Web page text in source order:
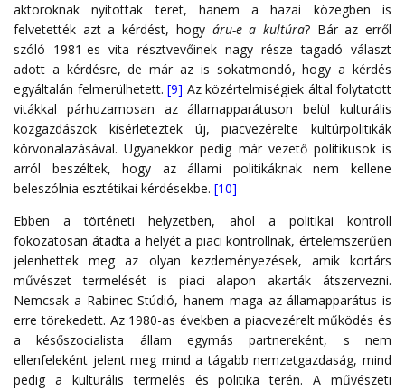
aktoroknak nyitottak teret, hanem a hazai közegben is
felvetették azt a kérdést, hogy áru-e a kultúra? Bár az erről
szóló 1981-es vita résztvevőinek nagy része tagadó választ
adott a kérdésre, de már az is sokatmondó, hogy a kérdés
egyáltalán felmerülhetett. [9] Az közértelmiségiek által folytatott
vitákkal párhuzamosan az államapparátuson belül kulturális
közgazdászok kísérleteztek új, piacvezérelte kultúrpolitikák
körvonalazásával. Ugyanekkor pedig már vezető politikusok is
arról beszéltek, hogy az állami politikáknak nem kellene
beleszólnia esztétikai kérdésekbe. [10]
Ebben a történeti helyzetben, ahol a politikai kontroll
fokozatosan átadta a helyét a piaci kontrollnak, értelemszerűen
jelenhettek meg az olyan kezdeményezések, amik kortárs
művészet termelését is piaci alapon akarták átszervezni.
Nemcsak a Rabinec Stúdió, hanem maga az államapparátus is
erre törekedett. Az 1980-as években a piacvezérelt működés és
a későszocialista állam egymás partnereként, s nem
ellenfeleként jelent meg mind a tágabb nemzetgazdaság, mind
pedig a kulturális termelés és politika terén. A művészeti